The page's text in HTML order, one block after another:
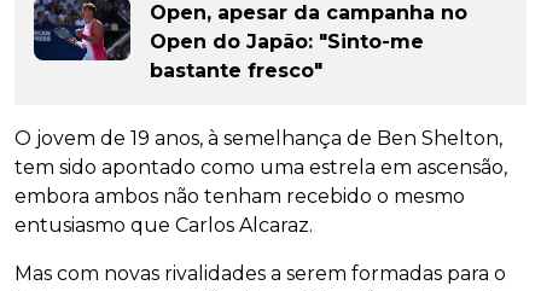
Open, apesar da campanha no
Open do Japão: "Sinto-me
bastante fresco"
O jovem de 19 anos, à semelhança de Ben Shelton,
tem sido apontado como uma estrela em ascensão,
embora ambos não tenham recebido o mesmo
entusiasmo que Carlos Alcaraz.
Mas com novas rivalidades a serem formadas para o